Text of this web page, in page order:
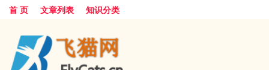
首 页 文章列表 知识分类